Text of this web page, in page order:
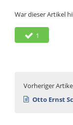
War dieser Artikel
1
Vorheriger
Otto Ernst